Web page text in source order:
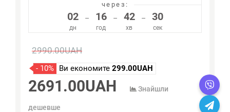
через:
02
дн
– 16
год
– 42
хв
– 30
сек
2990.00UAH
- 10% Ви економите 299.00UAH
2691.00UAH Знайшли
дешевше